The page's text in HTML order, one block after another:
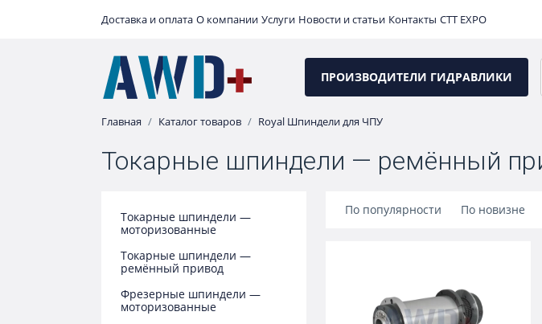
Доставка и оплата О компании Услуги Новости и статьи Контакты CTT EXPO
ПРОИЗВОДИТЕЛИ ГИДРАВЛИКИ
Главная Каталог товаров Royal Шпиндели для ЧПУ
Токарные шпиндели — ремённый
Токарные шпиндели —
моторизованные
Токарные шпиндели —
ремённый привод
Фрезерные шпиндели —
моторизованные
По популярности По новизне